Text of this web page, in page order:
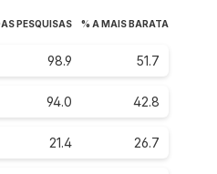
PESQUISAS % A MAIS BARATA
98.9 51.7
94.0 42.8
21.4 26.7